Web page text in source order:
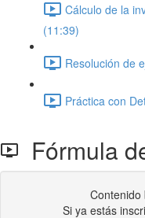
Cálculo de la
(11:39)
Resolución de
Práctica con
Fórmula
Contenido
Si ya estás